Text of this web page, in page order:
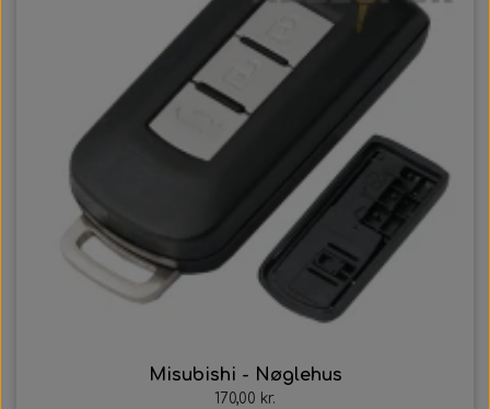
Misubishi - Nøglehus
170,00 kr.